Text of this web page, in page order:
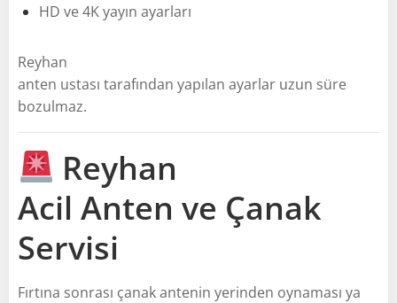
HD ve 4K yayın ayarları
Reyhan
anten ustası tarafından yapılan ayarlar uzun süre
bozulmaz.
Reyhan
Acil Anten ve Çanak
Servisi
Fırtına sonrası çanak antenin yerinden oynaması ya